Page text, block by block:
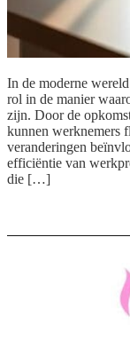
In de moderne
rol in de manier
zijn. Door de
kunnen werknemers
veranderingen
efficiëntie van
die […]